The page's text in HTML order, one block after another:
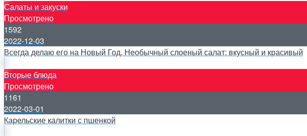
Салаты и закуски
Просмотрено
1592
2022-12-03
Всегда делаю его на Новый Год. Необычный слоеный салат: вкусный и красивый
Вторые блюда
Просмотрено
1161
2022-03-01
Карельские калитки с пшенкой